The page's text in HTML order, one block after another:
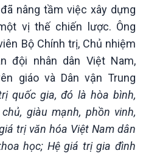
nâng tầm việc xây dựng
vị thế chiến lược. Ông
Bộ Chính trị, Chủ nhiệm
đội nhân dân Việt Nam,
giáo và Dân vận Trung
quốc gia, đó là hòa bình,
giàu mạnh, phồn vinh,
trị văn hóa Việt Nam dân
học; Hệ giá trị gia đình